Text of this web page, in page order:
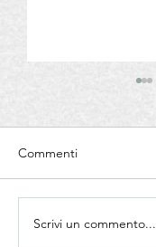
Zorzettig
Commenti
Scrivi un commento...